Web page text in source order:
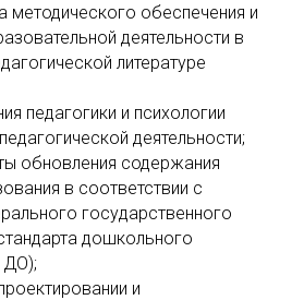
методического обеспечения и
деятельности в
литературе
педагогики и психологии
деятельности;
обновления содержания
в соответствии с
государственного
дошкольного
ДО);
и